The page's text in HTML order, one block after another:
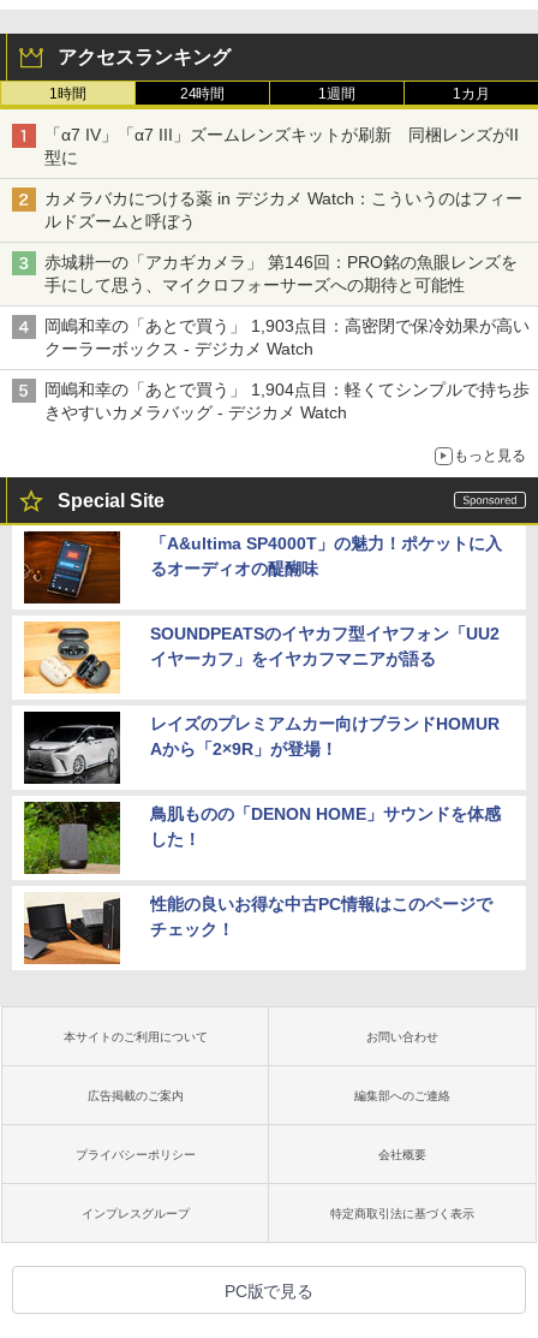
アクセスランキング
1時間 24時間 1週間 1カ月
「α7 IV」「α7 III」ズームレンズキットが刷新 同梱レンズがII
型に
カメラバカにつける薬 in デジカメ Watch：こういうのはフィー
ルドズームと呼ぼう
赤城耕一の「アカギカメラ」 第146回：PRO銘の魚眼レンズを
手にして思う、マイクロフォーサーズへの期待と可能性
岡嶋和幸の「あとで買う」 1,903点目：高密閉で保冷効果が高い
クーラーボックス - デジカメ Watch
岡嶋和幸の「あとで買う」 1,904点目：軽くてシンプルで持ち歩
きやすいカメラバッグ - デジカメ Watch
もっと見る
Special Site
「A&ultima SP4000T」の魅力！ポケットに入
るオーディオの醍醐味
SOUNDPEATSのイヤカフ型イヤフォン「UU2
イヤーカフ」をイヤカフマニアが語る
レイズのプレミアムカー向けブランドHOMUR
Aから「2×9R」が登場！
鳥肌ものの「DENON HOME」サウンドを体感
した！
性能の良いお得な中古PC情報はこのページで
チェック！
本サイトのご利用について お問い合わせ
広告掲載のご案内 編集部へのご連絡
プライバシーポリシー 会社概要
インプレスグループ 特定商取引法に基づく表示
PC版で見る